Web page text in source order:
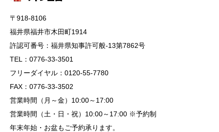
〒918-8106
福井県福井市木田町1914
許認可番号：福井県知事許可般-13第7862号
TEL：0776-33-3501
フリーダイヤル：0120-55-7780
FAX：0776-33-3502
営業時間（月～金）10:00～17:00
営業時間（土・日・祝）10:00～17:00 ※予約制
年末年始・お盆もご予約承ります。